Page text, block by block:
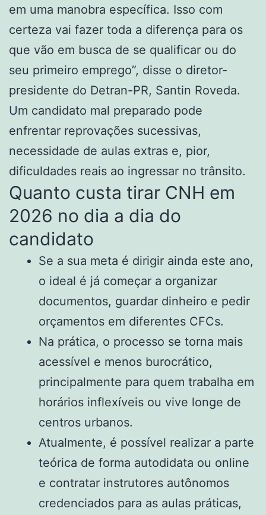
em uma manobra específica. Isso com
certeza vai fazer toda a diferença para os
que vão em busca de se qualificar ou do
seu primeiro emprego”, disse o diretor-
presidente do Detran-PR, Santin Roveda.
Um candidato mal preparado pode
enfrentar reprovações sucessivas,
necessidade de aulas extras e, pior,
dificuldades reais ao ingressar no trânsito.
Quanto custa tirar CNH em
2026 no dia a dia do
candidato
Se a sua meta é dirigir ainda este ano,
o ideal é já começar a organizar
documentos, guardar dinheiro e pedir
orçamentos em diferentes CFCs.
Na prática, o processo se torna mais
acessível e menos burocrático,
principalmente para quem trabalha em
horários inflexíveis ou vive longe de
centros urbanos.
Atualmente, é possível realizar a parte
teórica de forma autodidata ou online
e contratar instrutores autônomos
credenciados para as aulas práticas,